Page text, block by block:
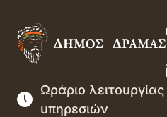
Ωράριο
υπηρεσιών